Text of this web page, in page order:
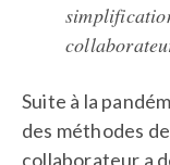
Suite à la
des méthodes
collaborateur a